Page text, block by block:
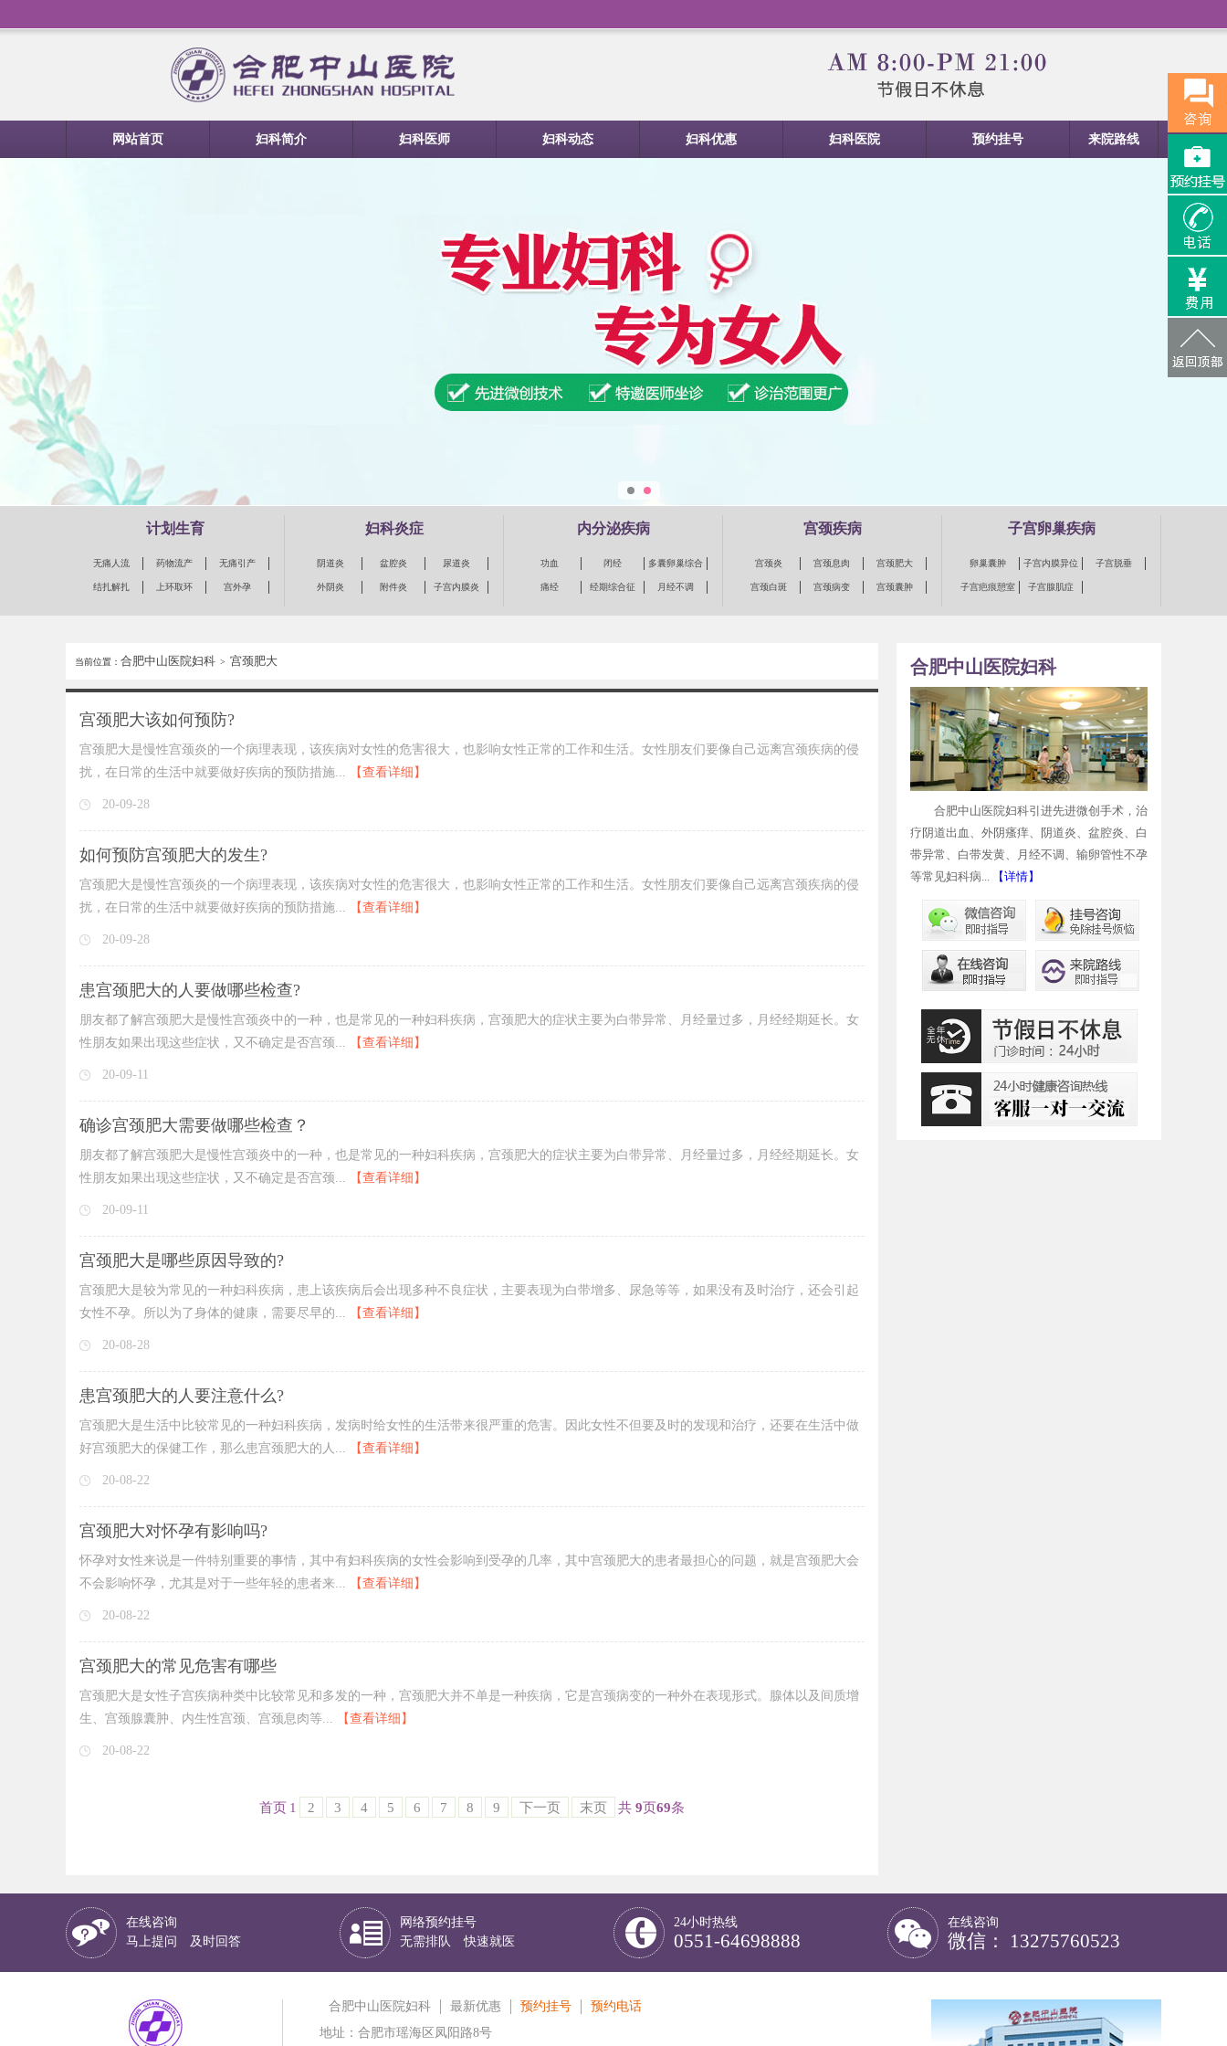
网站首页 妇科简介 妇科医师 妇科动态 妇科优惠 妇科医院 预约挂号 来院路线
计划生育
无痛人流 药物流产 无痛引产
结扎解扎 上环取环 宫外孕
妇科炎症
阴道炎 盆腔炎 尿道炎
外阴炎 附件炎 子宫内膜炎
内分泌疾病
功血 闭经
多囊卵巢综合
痛经
经期综合征 月经不调
宫颈疾病
宫颈炎 宫颈息肉 宫颈肥大
宫颈白斑 宫颈病变 宫颈囊肿
子宫卵巢疾病
卵巢囊肿 子宫内膜异位 子宫脱垂
子宫疤痕憩室 子宫腺肌症
当前位置： 合肥中山医院妇科 > 宫颈肥大
宫颈肥大该如何预防?
宫颈肥大是慢性宫颈炎的一个病理表现，该疾病对女性的危害很大，也影响女性正常的工作和生活。女性朋友们要像自己远离宫颈疾病的侵
扰，在日常的生活中就要做好疾病的预防措施...
【查看详细】
20-09-28
如何预防宫颈肥大的发生?
宫颈肥大是慢性宫颈炎的一个病理表现，该疾病对女性的危害很大，也影响女性正常的工作和生活。女性朋友们要像自己远离宫颈疾病的侵
扰，在日常的生活中就要做好疾病的预防措施...
【查看详细】
20-09-28
患宫颈肥大的人要做哪些检查?
朋友都了解宫颈肥大是慢性宫颈炎中的一种，也是常见的一种妇科疾病，宫颈肥大的症状主要为白带异常、月经量过多，月经经期延长。女
性朋友如果出现这些症状，又不确定是否宫颈...
【查看详细】
20-09-11
确诊宫颈肥大需要做哪些检查？
朋友都了解宫颈肥大是慢性宫颈炎中的一种，也是常见的一种妇科疾病，宫颈肥大的症状主要为白带异常、月经量过多，月经经期延长。女
性朋友如果出现这些症状，又不确定是否宫颈...
【查看详细】
20-09-11
宫颈肥大是哪些原因导致的?
宫颈肥大是较为常见的一种妇科疾病，患上该疾病后会出现多种不良症状，主要表现为白带增多、尿急等等，如果没有及时治疗，还会引起
女性不孕。所以为了身体的健康，需要尽早的...
【查看详细】
20-08-28
患宫颈肥大的人要注意什么?
宫颈肥大是生活中比较常见的一种妇科疾病，发病时给女性的生活带来很严重的危害。因此女性不但要及时的发现和治疗，还要在生活中做
好宫颈肥大的保健工作，那么患宫颈肥大的人...
【查看详细】
20-08-22
宫颈肥大对怀孕有影响吗?
怀孕对女性来说是一件特别重要的事情，其中有妇科疾病的女性会影响到受孕的几率，其中宫颈肥大的患者最担心的问题，就是宫颈肥大会
不会影响怀孕，尤其是对于一些年轻的患者来...
【查看详细】
20-08-22
宫颈肥大的常见危害有哪些
宫颈肥大是女性子宫疾病种类中比较常见和多发的一种，宫颈肥大并不单是一种疾病，它是宫颈病变的一种外在表现形式。腺体以及间质增
生、宫颈腺囊肿、内生性宫颈、宫颈息肉等...
【查看详细】
20-08-22
首页 1 2 3 4 5 6 7 8 9 下一页 末页 共 9页69条
合肥中山医院妇科
合肥中山医院妇科引进先进微创手术，治
疗阴道出血、外阴瘙痒、阴道炎、盆腔炎、白
带异常、白带发黄、月经不调、输卵管性不孕
等常见妇科病...
【详情】
在线咨询
马上提问 及时回答
网络预约挂号
无需排队 快速就医
24小时热线
0551-64698888
在线咨询
微信： 13275760523
合肥中山医院妇科 最新优惠 预约挂号
预约电话
地址：合肥市瑶海区凤阳路8号